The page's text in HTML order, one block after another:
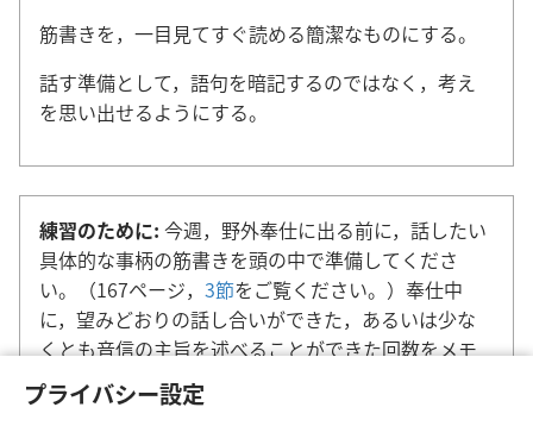
プライバシー設定
筋書きを，一目見てすぐ読める簡潔なものにする。
話す準備として，語句を暗記するのではなく，考え
を思い出せるようにする。
練習のために: 今週，野外奉仕に出る前に，話したい
具体的な事柄の筋書きを頭の中で準備してくださ
い。（167ページ， 3節をご覧ください。）奉仕中
に，望みどおりの話し合いができた，あるいは少な
くとも音信の主旨を述べることができた回数をメモ
してください。